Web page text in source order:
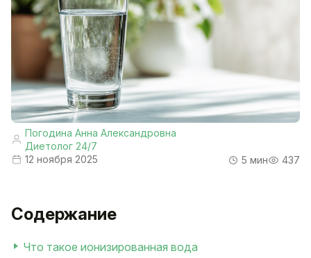
Погодина Анна Александровна
Диетолог 24/7
12 ноября 2025
5 мин 437
Содержание
Что такое ионизированная вода